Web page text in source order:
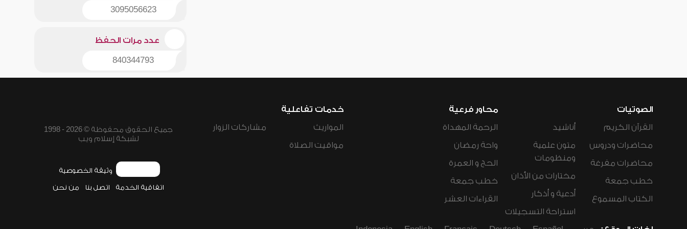
3095056623
عدد مرات الحفظ
840344793
الصوتيات
القرآن الكريم
محاضرات ودروس
محاضرات مفرغة
خطب جمعة
الكتاب المسموع
أناشيد
متون علمية
ومنظومات
مختارات من الأذان
أدعية و أذكار
استراحة التسجيلات
محاور فرعية
الرحمة المهداة
واحة رمضان
الحج و العمرة
خطب جمعة
القراءات العشر
خدمات تفاعلية
المواريث
مواقيت الصلاة
مشاركات الزوار
جميع الحقوق محفوظة © 2026 - 1998
لشبكة إسلام ويب
وثيقة الخصوصية
اتفاقية الخدمة اتصل بنا من نحن